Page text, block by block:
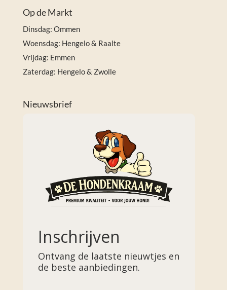
Op de Markt
Dinsdag: Ommen
Woensdag: Hengelo & Raalte
Vrijdag: Emmen
Zaterdag: Hengelo & Zwolle
Nieuwsbrief
Inschrijven
Ontvang de laatste nieuwtjes en
de beste aanbiedingen.